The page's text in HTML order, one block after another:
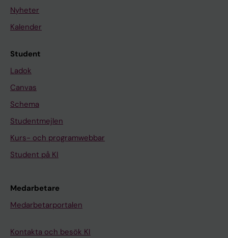
Nyheter
Kalender
Student
Ladok
Canvas
Schema
Studentmejlen
Kurs- och programwebbar
Student på KI
Medarbetare
Medarbetarportalen
Kontakta och besök KI